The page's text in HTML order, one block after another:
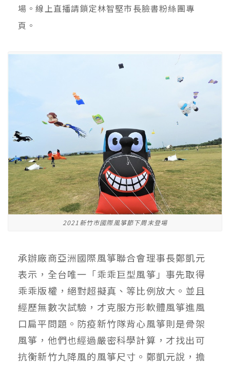
場。線上直播請鎖定林智堅市長臉書粉絲團專
頁。
2021新竹市國際風箏節下周末登場
承辦廠商亞洲國際風箏聯合會理事長鄭凱元
表示，全台唯一「乖乖巨型風箏」事先取得
乖乖版權，絕對超擬真、等比例放大。並且
經歷無數次試驗，才克服方形軟體風箏進風
口扁平問題。防疫新竹隊背心風箏則是骨架
風箏，他們也經過嚴密科學計算，才找出可
抗衡新竹九降風的風箏尺寸。鄭凱元說，擔